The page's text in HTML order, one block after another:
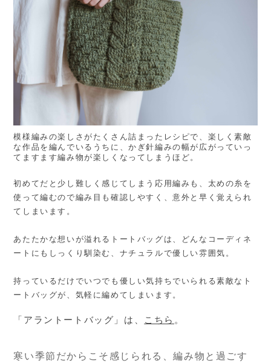
模様編みの楽しさがたくさん詰まったレシピで、楽しく素敵
な作品を編んでいるうちに、かぎ針編みの幅が広がっていっ
てますます編み物が楽しくなってしまうほど。
初めてだと少し難しく感じてしまう応用編みも、太めの糸を
使って編むので編み目も確認しやすく、意外と早く覚えられ
てしまいます。
あたたかな想いが溢れるトートバッグは、どんなコーディネ
ートにもしっくり馴染む、ナチュラルで優しい雰囲気。
持っているだけでいつでも優しい気持ちでいられる素敵なト
ートバッグが、気軽に編めてしまいます。
「アラントートバッグ」は、 こちら 。
寒い季節だからこそ感じられる、編み物と過ごす